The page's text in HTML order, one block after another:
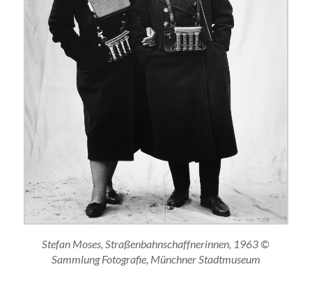
Stefan Moses, Straßenbahnschaffnerinnen, 1963 ©
Sammlung Fotografie, Münchner Stadtmuseum